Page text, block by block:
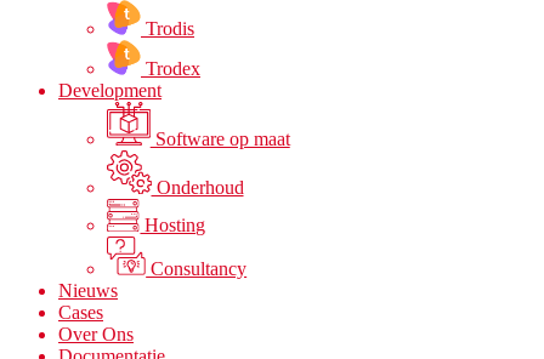
Trodis
Trodex
Development
Software op maat
Onderhoud
Hosting
Consultancy
Nieuws
Cases
Over Ons